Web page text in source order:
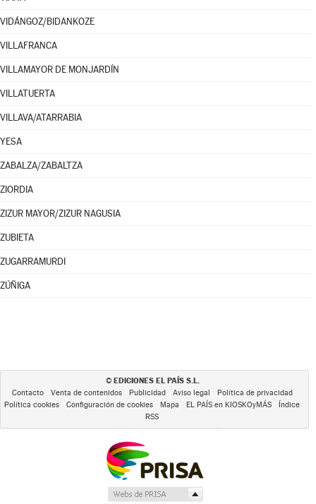
VIDÁNGOZ/BIDANKOZE
VILLAFRANCA
VILLAMAYOR DE MONJARDÍN
VILLATUERTA
VILLAVA/ATARRABIA
YESA
ZABALZA/ZABALTZA
ZIORDIA
ZIZUR MAYOR/ZIZUR NAGUSIA
ZUBIETA
ZUGARRAMURDI
ZÚÑIGA
© EDICIONES EL PAÍS S.L.
Contacto Venta de contenidos Publicidad Aviso legal
Política de privacidad
Política cookies
Configuración de cookies Mapa EL PAÍS en KIOSKOyMÁS
Índice
RSS